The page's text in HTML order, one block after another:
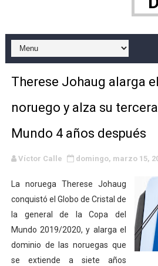
WWE NXT - Myles Borne y
Canadian Football League 2026
EFA y AFLE 2026 - Regular
Máxima celebración en el
Mundial de esgrima 2026
Raquel Rodriguez es la nueva
Therese Johaug alarga
noruego y alza su
Mundo 4 años después
Víctor Calle domingo, marzo 15,
La noruega Therese Johaug
conquistó el Globo de Cristal de
la general de la Copa del
Mundo 2019/2020, y alarga el
dominio de las noruegas que
se extiende a siete años